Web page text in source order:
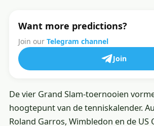
Want more predictions?
Join our Telegram channel
Join
De vier Grand Slam-toernooien
hoogtepunt van de tenniskalender.
Roland Garros, Wimbledon en de US